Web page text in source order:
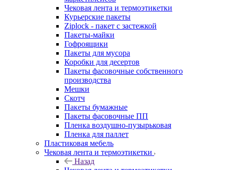
Чековая лента и термоэтикетки
Курьерские пакеты
Ziplock - пакет с застежкой
Пакеты-майки
Гофроящики
Пакеты для мусора
Коробки для десертов
Пакеты фасовочные собственного
производства
Мешки
Скотч
Пакеты бумажные
Пакеты фасовочные ПП
Пленка воздушно-пузырьковая
Пленка для паллет
Пластиковая мебель
Чековая лента и термоэтикетки
Назад